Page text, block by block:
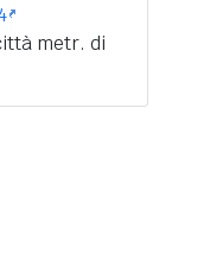
metr. di